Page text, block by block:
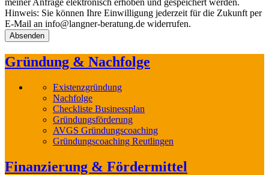
meiner Anfrage elektronisch erhoben und gespeichert werden.
Hinweis: Sie können Ihre Einwilligung jederzeit für die Zukunft per
E-Mail an info@langner-beratung.de widerrufen.
Gründung & Nachfolge
Existenzgründung
Nachfolge
Checkliste Businessplan
Gründungsförderung
AVGS Gründungscoaching
Gründungscoaching Reutlingen
Finanzierung & Fördermittel